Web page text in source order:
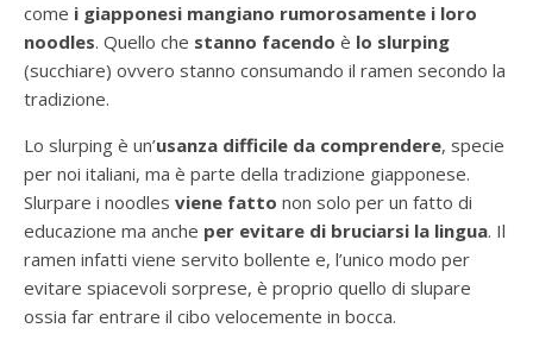
come i giapponesi mangiano rumorosamente i loro
noodles. Quello che stanno facendo è lo slurping
(succhiare) ovvero stanno consumando il ramen secondo la
tradizione.
Lo slurping è un’usanza difficile da comprendere, specie
per noi italiani, ma è parte della tradizione giapponese.
Slurpare i noodles viene fatto non solo per un fatto di
educazione ma anche per evitare di bruciarsi la lingua. Il
ramen infatti viene servito bollente e, l’unico modo per
evitare spiacevoli sorprese, è proprio quello di slupare
ossia far entrare il cibo velocemente in bocca.